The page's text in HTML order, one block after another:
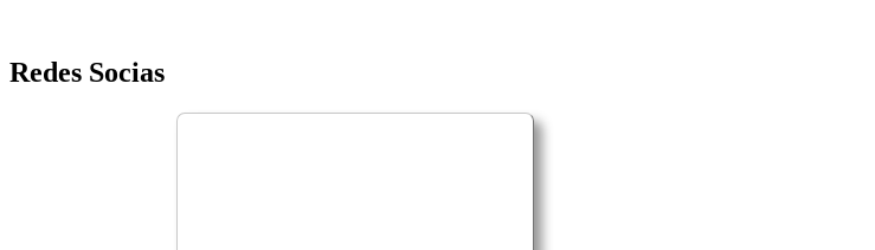
Saltar
para
Redes Socias